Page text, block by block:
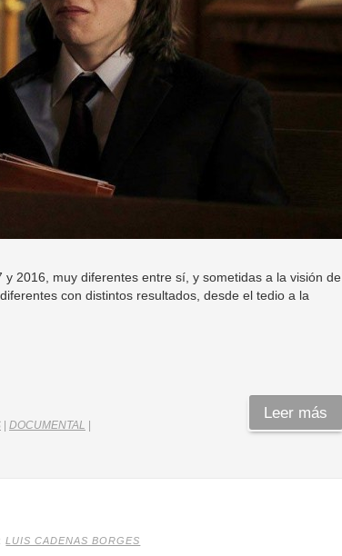
y 2016, muy diferentes entre sí, y sometidas a la visión de
con distintos resultados, desde el tedio a la
DOCUMENTAL
Leer más
LUIS CADENAS BORGES